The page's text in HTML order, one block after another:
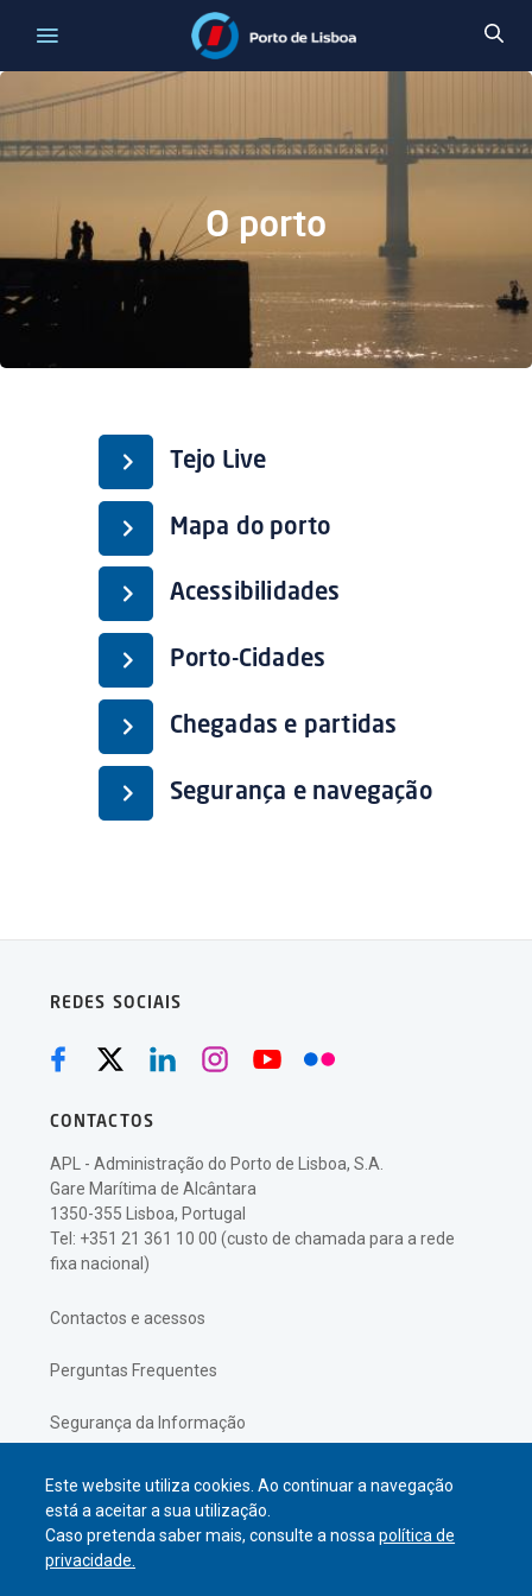
Este website utiliza cookies. Ao continuar a navegação
está a aceitar a sua utilização.
Caso pretenda saber mais, consulte a nossapolítica de
privacidade.
O porto
Tejo Live
Mapa do porto
Acessibilidades
Porto-Cidades
Chegadas e partidas
Segurança e navegação
REDES SOCIAIS
CONTACTOS
APL - Administração do Porto de Lisboa, S.A.
Gare Marítima de Alcântara
1350-355 Lisboa, Portugal
Tel: +351 21 361 10 00 (custo de chamada para a rede
fixa nacional)
Contactos e acessos
Perguntas Frequentes
Segurança da Informação
Política de Privacidade